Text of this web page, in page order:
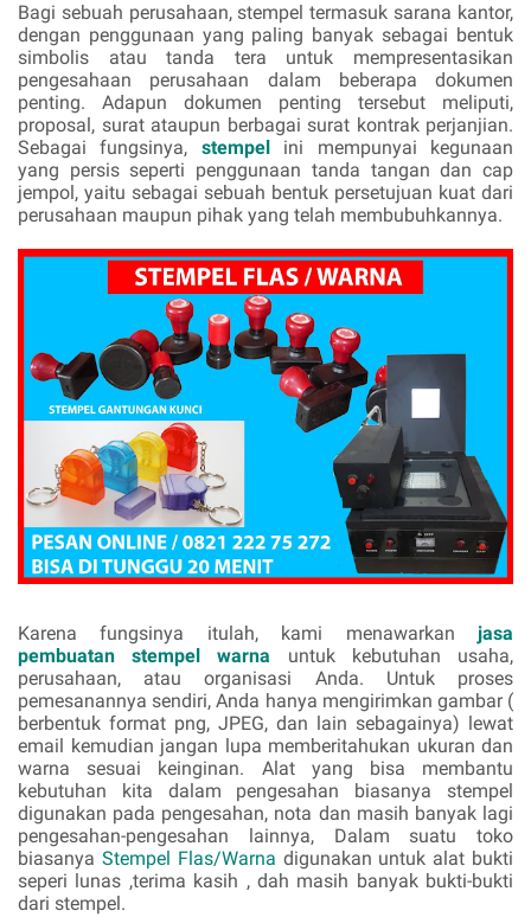
Bagi sebuah perusahaan, stempel termasuk sarana kantor,
dengan penggunaan yang paling banyak sebagai bentuk
simbolis atau tanda tera untuk mempresentasikan
pengesahaan perusahaan dalam beberapa dokumen
penting. Adapun dokumen penting tersebut meliputi,
proposal, surat ataupun berbagai surat kontrak perjanjian.
Sebagai fungsinya, stempelini mempunyai kegunaan
yang persis seperti penggunaan tanda tangan dan cap
jempol, yaitu sebagai sebuah bentuk persetujuan kuat dari
perusahaan maupun pihak yang telah membubuhkannya.
Karena fungsinya itulah, kami menawarkan jasa
pembuatan stempel warna untuk kebutuhan usaha,
perusahaan, atau organisasi Anda. Untuk proses
pemesanannya sendiri, Anda hanya mengirimkan gambar (
berbentuk format png, JPEG, dan lain sebagainya) lewat
email kemudian jangan lupa memberitahukan ukuran dan
warna sesuai keinginan. Alat yang bisa membantu
kebutuhan kita dalam pengesahan biasanya stempel
digunakan pada pengesahan, nota dan masih banyak lagi
pengesahan-pengesahan lainnya, Dalam suatu toko
biasanya Stempel Flas/Warna digunakan untuk alat bukti
seperi lunas ,terima kasih , dah masih banyak bukti-bukti
dari stempel.